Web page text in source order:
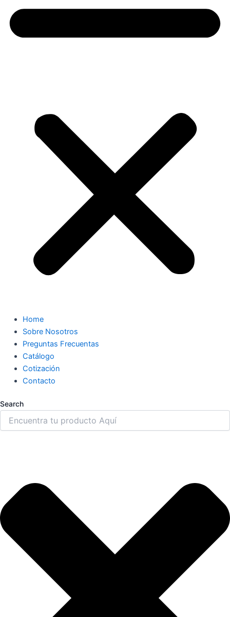
Home
Sobre Nosotros
Preguntas Frecuentas
Catálogo
Cotización
Contacto
Search